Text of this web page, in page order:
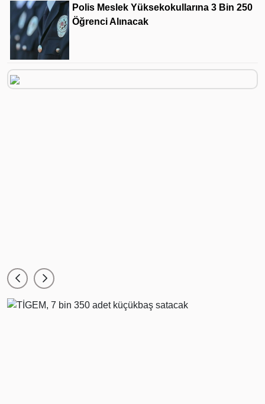
Polis Meslek Yüksekokullarına 3 Bin 250
Öğrenci Alınacak